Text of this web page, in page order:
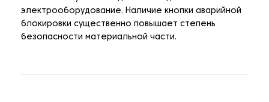
электрооборудование. Наличие кнопки аварийной
блокировки существенно повышает степень
безопасности материальной части.